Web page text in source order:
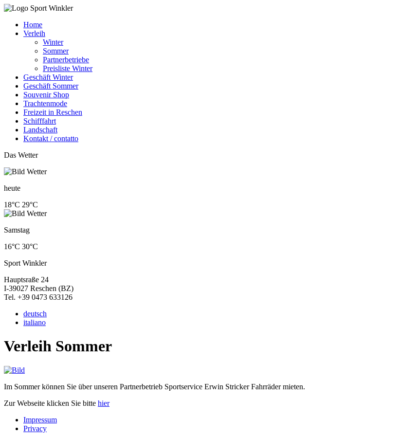
Home
Verleih
Winter
Sommer
Partnerbetriebe
Preisliste Winter
Geschäft Winter
Geschäft Sommer
Souvenir Shop
Trachtenmode
Freizeit in Reschen
Schifffahrt
Landschaft
Kontakt / contatto
Das Wetter
heute
18°C 29°C
Samstag
16°C 30°C
Sport Winkler
Hauptsraße 24
I-39027 Reschen (BZ)
Tel. +39 0473 633126
deutsch
italiano
Verleih Sommer
Im Sommer können Sie über unseren Partnerbetrieb Sportservice Erwin Stricker Fahrräder mieten.
Zur Webseite klicken Sie bitte hier
Impressum
Privacy